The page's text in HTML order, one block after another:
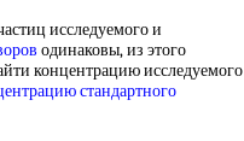
исследуемого и
одинаковы, из этого
концентрацию исследуемого
стандартного